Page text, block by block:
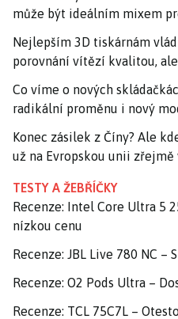
může být ideálním mixem
Nejlepším 3D tiskárnám
porovnání vítězí kvalitou,
Co víme o nových
radikální proměnu i nový
Konec zásilek z Číny? Ale
už na Evropskou unii zřejmě
TESTY A ŽEBŘÍČKY
Recenze: Intel Core Ultra 5
nízkou cenu
Recenze: JBL Live 780 NC
Recenze: O2 Pods Ultra –
Recenze: TCL 75C7L –